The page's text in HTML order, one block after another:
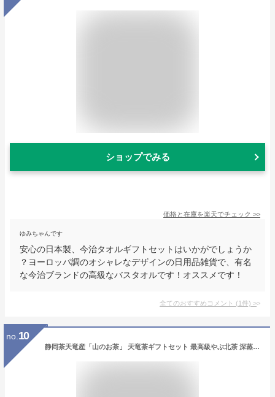
ショップでみる
価格と在庫を楽天でチェック >>
ゆみちゃんです
安心の日本製、今治タオルギフトセットはいかがでしょうか
？ヨーロッパ調のオシャレなデザインの日用品雑貨で、有名
な今治ブランドの高級なバスタオルです！オススメです！
全てのおすすめコメント (1件) >
no. 10
静岡茶天竜産「山のお茶」 天竜茶ギフトセット 最高級やぶ北茶 深蒸し・浅蒸し 200g ×2缶 最高級の2種、高級感あふれる化粧箱と缶入り。特別な贈り物に！【送料無料】【お祝い お返し 母の日 父の日 お中元 敬老の日 お歳暮 お年賀 寒中見舞いギフト】